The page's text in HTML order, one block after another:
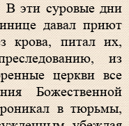
В эти суровые дни
давал приют
крова, питал их,
из
церкви все
Божественной
в тюрьмы,